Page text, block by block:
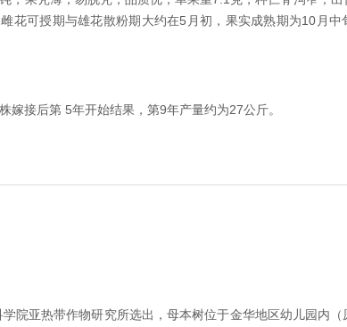
花可授期与雄花散粉期大约在5月初，果实成熟期为10月中
嫁接后第 5年开始结果，第9年产量约为27公斤。
院亚热带作物研究所选出，母本树位于金华地区幼儿园内